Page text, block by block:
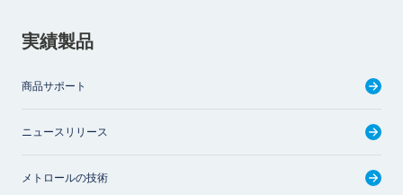
実績製品
商品サポート
ニュースリリース
メトロールの技術